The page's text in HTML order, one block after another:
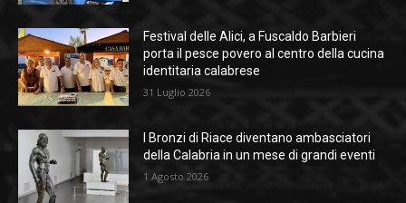
Festival delle Alici, a Fuscaldo Barbieri
porta il pesce povero al centro della cucina
identitaria calabrese
31 Luglio 2026
I Bronzi di Riace diventano ambasciatori
della Calabria in un mese di grandi eventi
1 Agosto 2026